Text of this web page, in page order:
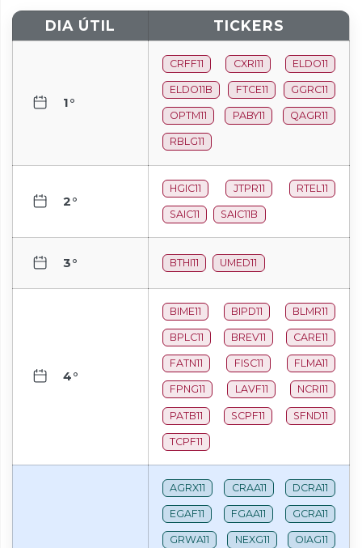
DIA ÚTIL TICKERS
1°
CRFF11 CXRI11 ELDO11
ELDO11B FTCE11 GGRC11
OPTM11 PABY11 QAGR11
RBLG11
2°
HGIC11 JTPR11 RTEL11
SAIC11 SAIC11B
3° BTHI11 UMED11
4°
BIME11 BIPD11 BLMR11
BPLC11 BREV11 CARE11
FATN11 FISC11 FLMA11
FPNG11 LAVF11 NCRI11
PATB11 SCPF11 SFND11
TCPF11
AGRX11 CRAA11 DCRA11
EGAF11 FGAA11 GCRA11
GRWA11 NEXG11 OIAG11